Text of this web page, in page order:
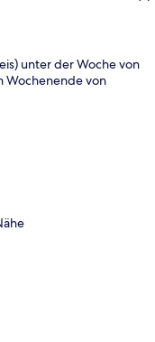
unter der Woche von
Wochenende von